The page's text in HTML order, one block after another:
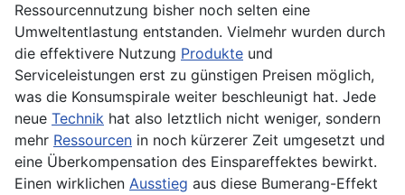
Ressourcennutzung bisher noch selten eine
Umweltentlastung entstanden. Vielmehr wurden durch
die effektivere Nutzung Produkte und
Serviceleistungen erst zu günstigen Preisen möglich,
was die Konsumspirale weiter beschleunigt hat. Jede
neue Technik hat also letztlich nicht weniger, sondern
mehr Ressourcen in noch kürzerer Zeit umgesetzt und
eine Überkompensation des Einspareffektes bewirkt.
Einen wirklichen Ausstieg aus diese Bumerang-Effekt